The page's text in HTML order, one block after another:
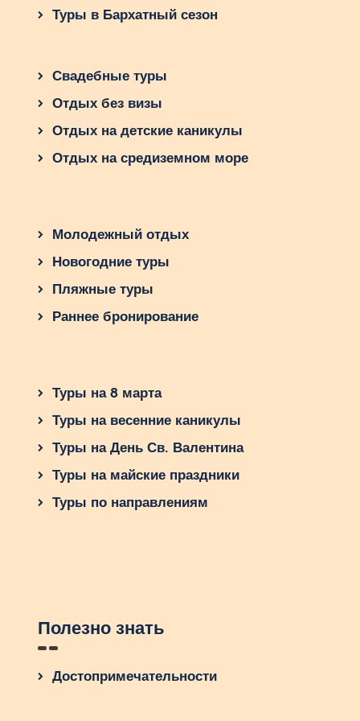
острова. Однако, помимо безопасности, есть
много других факторов, которые следует учесть
потребностям. Перед бронированием отеля на
Бали, рекомендуется провести тщательный
был максимально приятным и комфортным.
Туры в Бархатный сезон
Свадебные туры
Отдых без визы
Отдых на детские каникулы
Отдых на средиземном море
Молодежный отдых
Новогодние туры
Пляжные туры
Раннее бронирование
Туры на 8 марта
Туры на весенние каникулы
Туры на День Св. Валентина
Туры на майские праздники
Туры по направлениям
Полезно знать
Достопримечательности